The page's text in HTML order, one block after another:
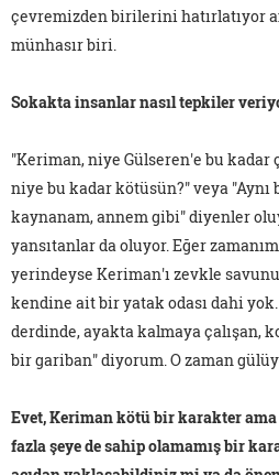
çevremizden birilerini hatırlatıyor
münhasır biri.
Sokakta insanlar nasıl tepkiler
"Keriman, niye Gülseren'e bu
niye bu kadar kötüsün?" veya "Aynı
kaynanam, annem gibi" diyenler
yansıtanlar da oluyor. Eğer
yerindeyse Keriman'ı zevkle
kendine ait bir yatak odası dahi
derdinde, ayakta kalmaya çalışan,
bir gariban" diyorum. O zaman
Evet, Keriman kötü bir karakter
fazla şeye de sahip olamamış bir